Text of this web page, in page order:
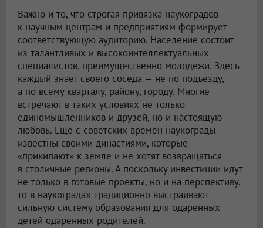
Важно и то, что строгая привязка наукоградов
к научным центрам и предприятиям формирует
соответствующую аудиторию. Население состоит
из талантливых и высокоинтеллектуальных
специалистов, преимущественно молодежи. Здесь
каждый знает своего соседа — не по подъезду,
а по всему кварталу, району, городу. Многие
встречают в таких условиях не только
единомышленников и друзей, но и настоящую
любовь. Еще с советских времен наукограды
известны своими династиями, которые
«прикипают» к земле и не хотят возвращаться
в столичные регионы. А поскольку инвестиции идут
не только в готовые проекты, но и на перспективу,
то в наукоградах традиционно выстраивают
сильную систему образования для одаренных
детей одаренных родителей.